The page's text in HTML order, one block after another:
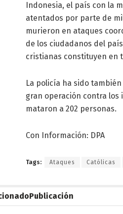
Indonesia, el país con la
atentados por parte de
murieron en ataques
de los ciudadanos del
cristianas constituyen en
La policía ha sido
gran operación contra los
mataron a 202 personas.
Con Información: DPA
Tags: Ataques Católicas
Publicación